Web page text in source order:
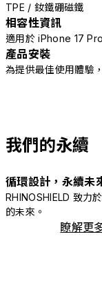
TPE / 釹鐵硼磁鐵
相容性資訊
適用於 iPhone 17
產品安裝
為提供最佳使用體驗
我們的永續
循環設計，永續未
RHINOSHIELD 致力
的未來。
瞭解更